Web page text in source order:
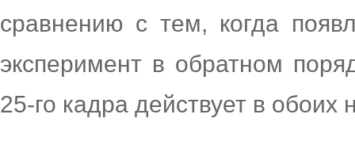
сравнению с тем, когда
эксперимент в обратном
25-го кадра действует в обоих